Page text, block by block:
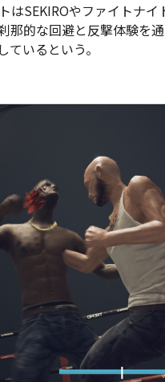
はSEKIROやファイトナ
那的な回避と反撃体験を
ているという。